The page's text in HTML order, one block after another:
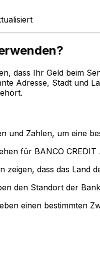
dass Ihr Geld beim
Adresse, Stadt und
und Zahlen, um eine
für BANCO CREDIT
zeigen, dass das Land
den Standort der
einen bestimmten